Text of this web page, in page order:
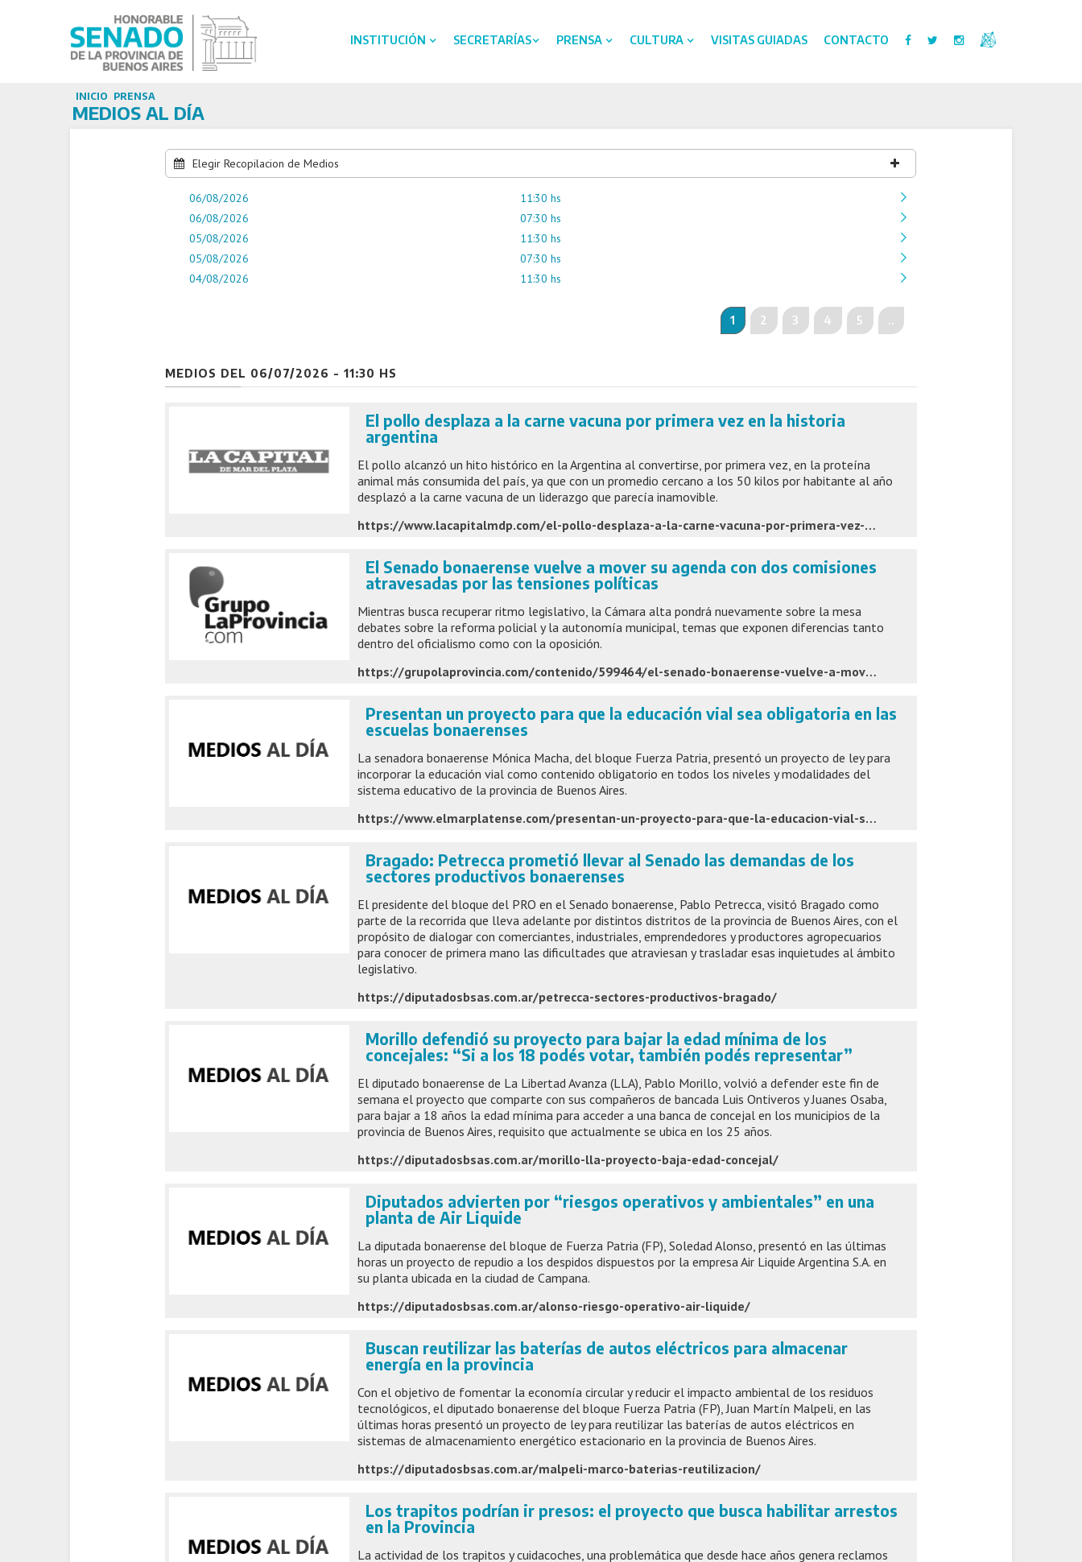
INSTITUCIÓN SECRETARÍAS PRENSA CULTURA VISITAS GUIADAS CONTACTO
INICIO PRENSA
MEDIOS AL DÍA
Elegir Recopilacion de Medios
06/08/2026
11:30 hs
06/08/2026
07:30 hs
05/08/2026
11:30 hs
05/08/2026
07:30 hs
04/08/2026
11:30 hs
1 2 3 4 5 ..
MEDIOS DEL 06/07/2026 - 11:30 HS
El pollo desplaza a la carne vacuna por primera vez en la historia
argentina
El pollo alcanzó un hito histórico en la Argentina al convertirse, por primera vez, en la proteína
animal más consumida del país, ya que con un promedio cercano a los 50 kilos por habitante al año
desplazó a la carne vacuna de un liderazgo que parecía inamovible.
https://www.lacapitalmdp.com/el-pollo-desplaza-a-la-carne-vacuna-por-primera-vez-en-la-historia-argentina/#google_vignette
El Senado bonaerense vuelve a mover su agenda con dos comisiones
atravesadas por las tensiones políticas
Mientras busca recuperar ritmo legislativo, la Cámara alta pondrá nuevamente sobre la mesa
debates sobre la reforma policial y la autonomía municipal, temas que exponen diferencias tanto
dentro del oficialismo como con la oposición.
https://grupolaprovincia.com/contenido/599464/el-senado-bonaerense-vuelve-a-mover-su-agenda-con-dos-comisiones-atravesadas-por
Presentan un proyecto para que la educación vial sea obligatoria en las
escuelas bonaerenses
La senadora bonaerense Mónica Macha, del bloque Fuerza Patria, presentó un proyecto de ley para
incorporar la educación vial como contenido obligatorio en todos los niveles y modalidades del
sistema educativo de la provincia de Buenos Aires.
https://www.elmarplatense.com/presentan-un-proyecto-para-que-la-educacion-vial-sea-obligatoria-en-las-escuelas-bonaerenses
Bragado: Petrecca prometió llevar al Senado las demandas de los
sectores productivos bonaerenses
El presidente del bloque del PRO en el Senado bonaerense, Pablo Petrecca, visitó Bragado como
parte de la recorrida que lleva adelante por distintos distritos de la provincia de Buenos Aires, con el
propósito de dialogar con comerciantes, industriales, emprendedores y productores agropecuarios
para conocer de primera mano las dificultades que atraviesan y trasladar esas inquietudes al ámbito
legislativo.
https://diputadosbsas.com.ar/petrecca-sectores-productivos-bragado/
Morillo defendió su proyecto para bajar la edad mínima de los
concejales: “Si a los 18 podés votar, también podés representar”
El diputado bonaerense de La Libertad Avanza (LLA), Pablo Morillo, volvió a defender este fin de
semana el proyecto que comparte con sus compañeros de bancada Luis Ontiveros y Juanes Osaba,
para bajar a 18 años la edad mínima para acceder a una banca de concejal en los municipios de la
provincia de Buenos Aires, requisito que actualmente se ubica en los 25 años.
https://diputadosbsas.com.ar/morillo-lla-proyecto-baja-edad-concejal/
Diputados advierten por “riesgos operativos y ambientales” en una
planta de Air Liquide
La diputada bonaerense del bloque de Fuerza Patria (FP), Soledad Alonso, presentó en las últimas
horas un proyecto de repudio a los despidos dispuestos por la empresa Air Liquide Argentina S.A. en
su planta ubicada en la ciudad de Campana.
https://diputadosbsas.com.ar/alonso-riesgo-operativo-air-liquide/
Buscan reutilizar las baterías de autos eléctricos para almacenar
energía en la provincia
Con el objetivo de fomentar la economía circular y reducir el impacto ambiental de los residuos
tecnológicos, el diputado bonaerense del bloque Fuerza Patria (FP), Juan Martín Malpeli, en las
últimas horas presentó un proyecto de ley para reutilizar las baterías de autos eléctricos en
sistemas de almacenamiento energético estacionario en la provincia de Buenos Aires.
https://diputadosbsas.com.ar/malpeli-marco-baterias-reutilizacion/
Los trapitos podrían ir presos: el proyecto que busca habilitar arrestos
en la Provincia
La actividad de los trapitos y cuidacoches, una problemática que desde hace años genera reclamos